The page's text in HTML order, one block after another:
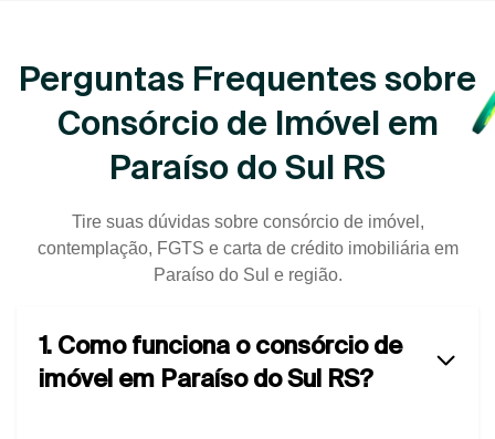
Perguntas Frequentes sobre
Consórcio de Imóvel em
Paraíso do Sul RS
Tire suas dúvidas sobre consórcio de imóvel,
contemplação, FGTS e carta de crédito imobiliária em
Paraíso do Sul e região.
1. Como funciona o consórcio de
imóvel em Paraíso do Sul RS?